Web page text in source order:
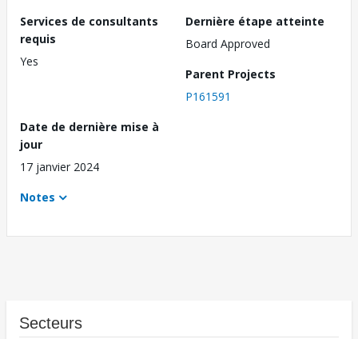
Services de consultants
requis
Yes
Dernière étape atteinte
Board Approved
Parent Projects
P161591
Date de dernière mise à
jour
17 janvier 2024
Notes
Secteurs